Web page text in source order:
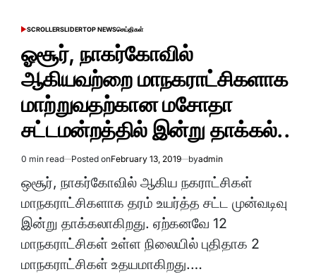
POSTED
SCROLLERSLIDERTOP NEWSசெய்திகள்
ஓசூர், நாகர்கோவில்
ஆகியவற்றை மாநகராட்சிகளாக
மாற்றுவதற்கான மசோதா
சட்டமன்றத்தில் இன்று தாக்கல்..
Estimated
time
0 min read Posted onFebruary 13, 2019 byadmin
ஒசூர், நாகர்கோவில் ஆகிய நகராட்சிகள்
மாநகராட்சிகளாக தரம் உயர்த்த சட்ட முன்வடிவு
இன்று தாக்கலாகிறது. ஏற்கனவே 12
மாநகராட்சிகள் உள்ள நிலையில் புதிதாக 2
மாநகராட்சிகள் உதயமாகிறது.…